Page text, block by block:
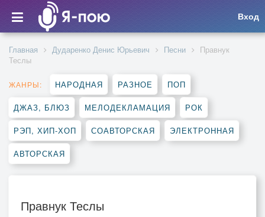
Вход
Главная Дударенко Денис Юрьевич Песни
Правнук
Теслы
ЖАНРЫ: НАРОДНАЯ РАЗНОЕ ПОП
ДЖАЗ, БЛЮЗ МЕЛОДЕКЛАМАЦИЯ РОК
РЭП, ХИП-ХОП СОАВТОРСКАЯ ЭЛЕКТРОННАЯ
АВТОРСКАЯ
Правнук Теслы